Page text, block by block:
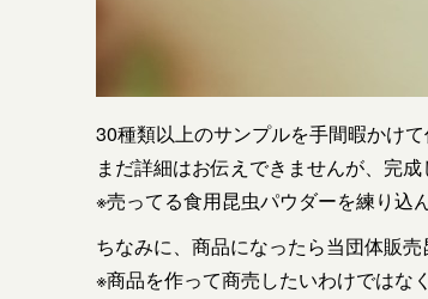
30種類以上のサンプルを手間暇かけ
まだ詳細はお伝えできませんが、完
※売ってる食用昆虫パウダーを練り込
ちなみに、商品になったら当団体販売
※商品を作って商売したいわけではな